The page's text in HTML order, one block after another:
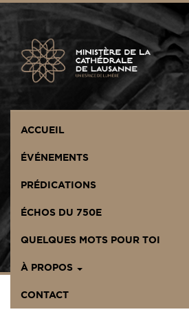
ACCUEIL
ÉVÉNEMENTS
PRÉDICATIONS
ÉCHOS DU 750E
QUELQUES MOTS POUR TOI
À PROPOS
CONTACT
Panneau de gestion des cookies